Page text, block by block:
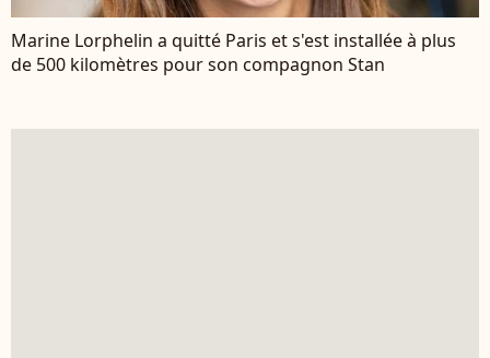
Marine Lorphelin a quitté Paris et s'est installée à plus
de 500 kilomètres pour son compagnon Stan